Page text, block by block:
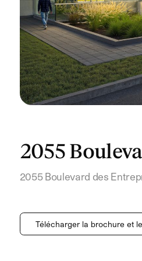
2055
2055 Boulevard des
Télécharger la brochure et